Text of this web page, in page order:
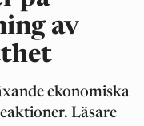
av
ekonomiska
Läsare